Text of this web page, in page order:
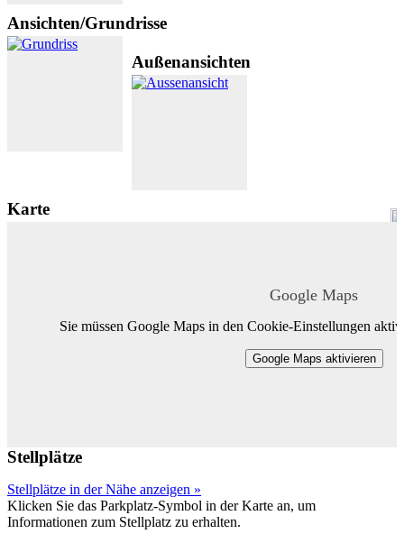
Ansichten/Grundrisse
Außenansichten
Karte
Google Maps
Sie müssen Google Maps in den Cookie-Einstellungen
Google Maps aktivieren
Stellplätze
Stellplätze in der Nähe anzeigen »
Klicken Sie das Parkplatz-Symbol in der Karte an, um
Informationen zum Stellplatz zu erhalten.